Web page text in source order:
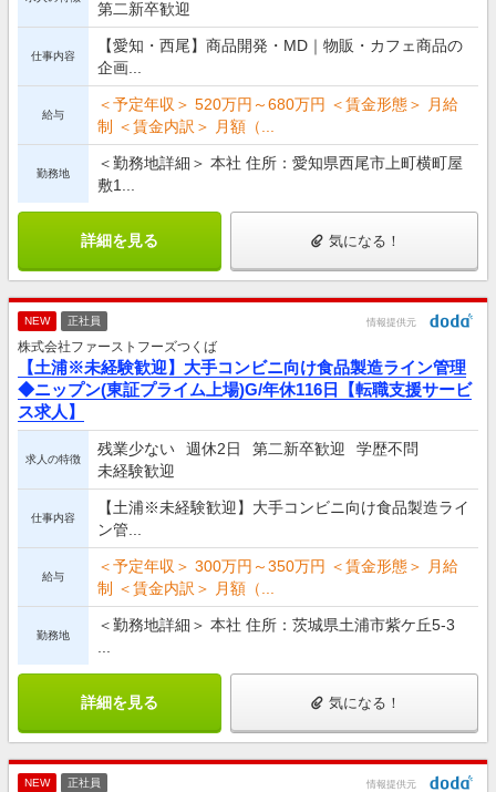
第二新卒歓迎
仕事内容
【愛知・西尾】商品開発・MD｜物販・カフェ商品の
企画...
給与
＜予定年収＞ 520万円～680万円 ＜賃金形態＞ 月給
制 ＜賃金内訳＞ 月額（...
勤務地
＜勤務地詳細＞ 本社 住所：愛知県西尾市上町横町屋
敷1...
詳細を見る 気になる！
NEW 正社員 情報提供元
株式会社ファーストフーズつくば
【土浦※未経験歓迎】大手コンビニ向け食品製造ライン管理
◆ニップン(東証プライム上場)G/年休116日【転職支援サービ
ス求人】
求人の特徴
残業少ない 週休2日 第二新卒歓迎
学歴不問
未経験歓迎
仕事内容
【土浦※未経験歓迎】大手コンビニ向け食品製造ライ
ン管...
給与
＜予定年収＞ 300万円～350万円 ＜賃金形態＞ 月給
制 ＜賃金内訳＞ 月額（...
勤務地
＜勤務地詳細＞ 本社 住所：茨城県土浦市紫ケ丘5-3
詳細を見る 気になる！
NEW 正社員 情報提供元